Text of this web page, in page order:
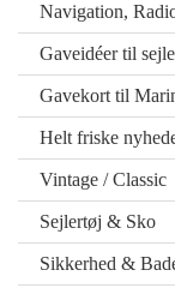
Navigation,
Gaveidéer til
Gavekort til
Helt friske
Vintage / Classic
Sejlertøj & Sko
Sikkerhed &